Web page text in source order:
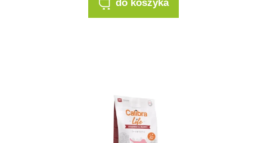
do koszyka